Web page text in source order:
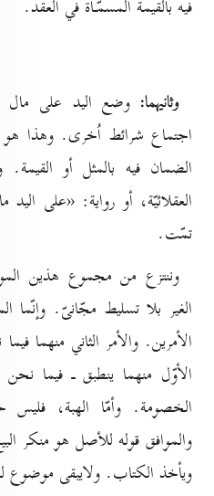
فيه بالقيمة المسمّـاة في العقد.
وثانيهما: وضع اليد على مال
اجتماع شرائط اُخرى. وهذا
الضمان فيه بالمثل أو
العقلائيّة، أو رواية: «على
تمّت.
وننتزع من مجموع هذين
الغير بلا تسليط مجّانىّ.
الأمرين. والأمر الثاني منهما
الأوّل منهما ينطبق ـ فيما
الخصومة. وأمّا الهبة،
والموافق قوله للأصل هو منكر
ويأخذ الكتاب. ولايبقى موضوع